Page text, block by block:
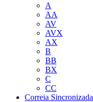
A
AA
AV
AVX
AX
B
BB
BX
C
CC
Correia Sincronizada